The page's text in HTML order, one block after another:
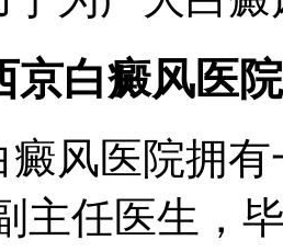
京白癜风医
癜风医院拥
主任医生，